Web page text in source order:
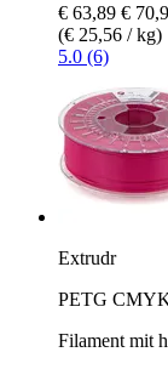
€ 63,89 €
(€ 25,56 / kg)
5.0 (6)
Extrudr
PETG
Filament mit